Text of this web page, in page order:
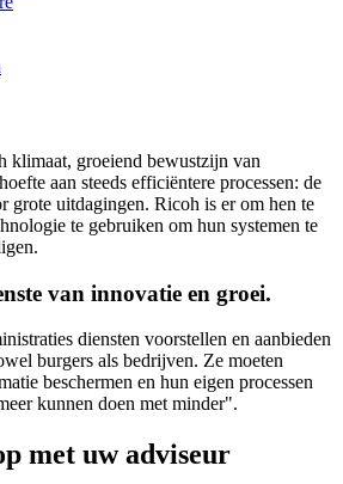
klimaat, groeiend bewustzijn van
aan steeds efficiëntere processen: de
grote uitdagingen. Ricoh is er om hen te
te gebruiken om hun systemen te
van innovatie en groei.
diensten voorstellen en aanbieden
burgers als bedrijven. Ze moeten
beschermen en hun eigen processen
kunnen doen met minder".
met uw adviseur